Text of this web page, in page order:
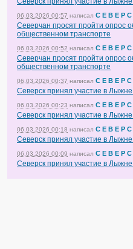
06.03.2026 00:57 написал С Е В Е Р С
Северчан просят пройти опрос
общественном транспорте
06.03.2026 00:52 написал С Е В Е Р С
Северчан просят пройти опрос
общественном транспорте
06.03.2026 00:37 написал С Е В Е Р С
Северск принял участие в Лыжне
06.03.2026 00:23 написал С Е В Е Р С
Северск принял участие в Лыжне
06.03.2026 00:18 написал С Е В Е Р С
Северск принял участие в Лыжне
06.03.2026 00:09 написал С Е В Е Р С
Северск принял участие в Лыжне